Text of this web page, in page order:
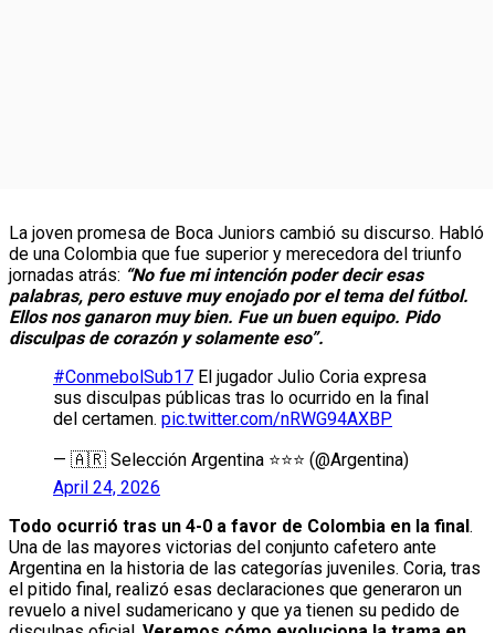
La joven promesa de Boca Juniors cambió su discurso. Habló
de una Colombia que fue superior y merecedora del triunfo
jornadas atrás: “No fue mi intención poder decir esas
palabras, pero estuve muy enojado por el tema del fútbol.
Ellos nos ganaron muy bien. Fue un buen equipo. Pido
disculpas de corazón y solamente eso”.
#ConmebolSub17 El jugador Julio Coria expresa
sus disculpas públicas tras lo ocurrido en la final
del certamen. pic.twitter.com/nRWG94AXBP
— 🇦🇷 Selección Argentina ⭐⭐⭐ (@Argentina)
April 24, 2026
Todo ocurrió tras un 4-0 a favor de Colombia en la final .
Una de las mayores victorias del conjunto cafetero ante
Argentina en la historia de las categorías juveniles. Coria, tras
el pitido final, realizó esas declaraciones que generaron un
revuelo a nivel sudamericano y que ya tienen su pedido de